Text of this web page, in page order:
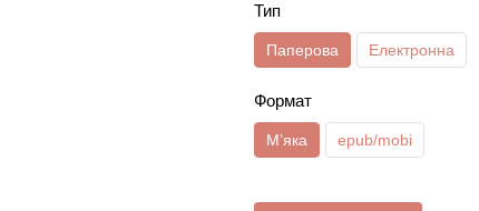
Тип
Паперова Електронна
Формат
Мʼяка epub/mobi